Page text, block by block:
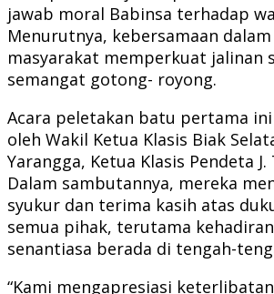
jawab moral Babinsa terhadap
Menurutnya, kebersamaan
masyarakat memperkuat jalinan
semangat gotong- royong.
Acara peletakan batu pertama
oleh Wakil Ketua Klasis Biak
Yarangga, Ketua Klasis Pendeta J.
Dalam sambutannya, mereka
syukur dan terima kasih atas
semua pihak, terutama
senantiasa berada di tengah-
“Kami mengapresiasi